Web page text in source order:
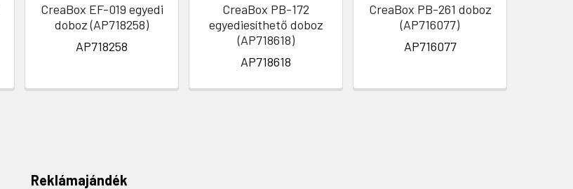
CreaBox EF-019 egyedi
doboz (AP718258)
AP718258
CreaBox PB-172
egyediesíthető doboz
(AP718618)
AP718618
CreaBox PB-261 doboz
(AP716077)
AP716077
Reklámajándék